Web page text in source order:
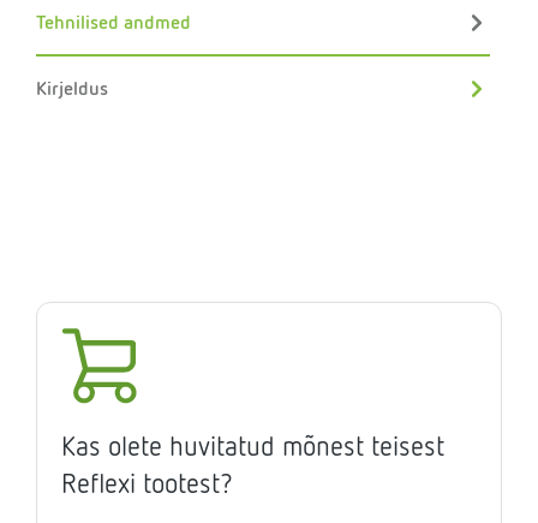
Tehnilised andmed
Kirjeldus
Kas olete huvitatud mõnest teisest
Reflexi tootest?